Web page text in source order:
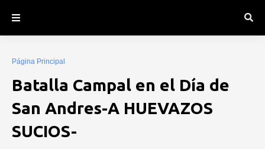
Página Principal
Batalla Campal en el Día de
San Andres-A HUEVAZOS
SUCIOS-